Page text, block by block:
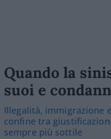
Quando la
suoi e
Illegalità, immigrazione
confine tra
sempre più sottile